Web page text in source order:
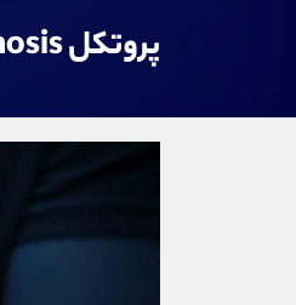
پروتکل Gnosis
تلفن
بدون پیش شماره